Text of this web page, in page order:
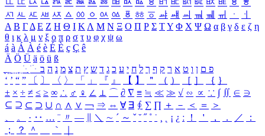
ㅥ ㅦ ㅧ ㅨ ㅩ ㅪ ㅫ ㅬ ㅭ ㅮ ㅯ ㅰ ㅱ ㅲ ㅳ ㅴ ㅵ ㅶ ㅷ ㅸ
ㅹ
ㅺ ㅻ ㅼ ㅽ ㅾ ㅿ ㆀ ㆁ ㆂ ㆃ ㆄ ㆅ ㆆ ㆇ ㆈ ㆉ ㆊ ㆋ ㆌ ㆍ
ㆎ
Α Β ΓΔ Ε Ζ Η Θ Ι ΚΛ Μ Ν Ξ Ο Π Ρ Σ ΤΥ Φ Χ Ψ Ω α β γ δ ε ζ η
θ ι κ λ μ ν ξ ο π ρ σ τ υ φ χ ψ ω
á à Á À é è É È ç Ç ê
Ä Ö Ü ä ö ü ß
ִֶֹ ֻּ ׁׂ פ ם ן ו ט א ר ק ף ך ל ח י ע כ ג ד ש ץ ת צ מ נ ה ב
‘ ’ “ ” 〔 〕 〈 〉 「 」 『 』 【 】 ＂ （ ） ［ ］ ｛ ｝
± × ÷ ≠ ≤ ≥ ∞ ∴ ♂ ♀ ∠ ⊥ ⌒ ∂ ∇ ≡ ≒ ≪ ≫ √ ∽ ∝ ∵ ∫ ∬ ∈ ∋
⊆ ⊇ ⊂ ⊃ ∪ ∩ ∧ ∨ ￢ ⇒ ⇔ ∀ ∃ ∮ ∑ ∏ ＋ － ＜ ＝
＞
、
。 · ‥ … ¨ 〃 ― ＼ ∼ ´ ～ ˇ ˘ ˝ ˚ ˙ ¸ ¡ ¿ ː ！ ＇ ， ． ／
：
；
？ ＾ ｀